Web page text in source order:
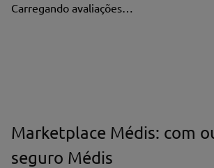
Título*
Carregando avaliações…
Marketplace Médis: com
seguro Médis